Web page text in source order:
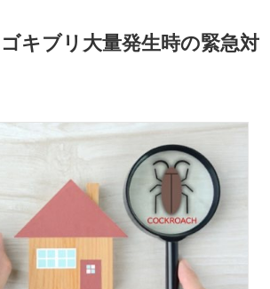
キブリ大量発生時の緊急対